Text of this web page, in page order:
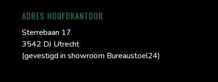
ADRES HOOFDKANTOOR
Sterrebaan 17
3542 DJ Utrecht
(gevestigd in showroom Bureaustoel24)